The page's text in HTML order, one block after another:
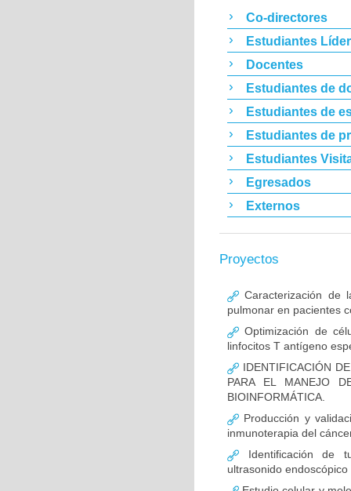
Co-directores
Estudiantes
Docentes
Estudiantes de
Estudiantes de
Estudiantes de
Estudiantes
Egresados
Externos
Proyectos
Caracterización de
pulmonar en pacientes
Optimización de
linfocitos T antígeno
IDENTIFICACIÓN
PARA EL MANEJO
BIOINFORMÁTICA.
Producción y
inmunoterapia del
Identificación de
ultrasonido endoscópico